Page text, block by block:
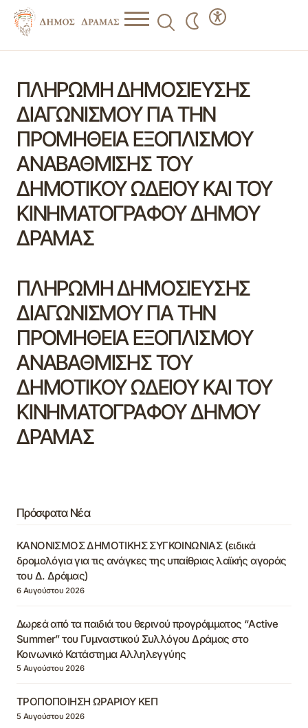
ΠΛΗΡΩΜΗ ΔΗΜΟΣΙΕΥΣΗΣ
ΔΙΑΓΩΝΙΣΜΟΥ ΓΙΑ ΤΗΝ
ΠΡΟΜΗΘΕΙΑ ΕΞΟΠΛΙΣΜΟΥ
ΑΝΑΒΑΘΜΙΣΗΣ ΤΟΥ
ΔΗΜΟΤΙΚΟΥ ΩΔΕΙΟΥ ΚΑΙ ΤΟΥ
ΚΙΝΗΜΑΤΟΓΡΑΦΟΥ ΔΗΜΟΥ
ΔΡΑΜΑΣ
ΠΛΗΡΩΜΗ ΔΗΜΟΣΙΕΥΣΗΣ
ΔΙΑΓΩΝΙΣΜΟΥ ΓΙΑ ΤΗΝ
ΠΡΟΜΗΘΕΙΑ ΕΞΟΠΛΙΣΜΟΥ
ΑΝΑΒΑΘΜΙΣΗΣ ΤΟΥ
ΔΗΜΟΤΙΚΟΥ ΩΔΕΙΟΥ ΚΑΙ ΤΟΥ
ΚΙΝΗΜΑΤΟΓΡΑΦΟΥ ΔΗΜΟΥ
ΔΡΑΜΑΣ
Πρόσφατα Νέα
ΚΑΝΟΝΙΣΜΟΣ ΔΗΜΟΤΙΚΗΣ ΣΥΓΚΟΙΝΩΝΙΑΣ (ειδικά
δρομολόγια για τις ανάγκες της υπαίθριας λαϊκής αγοράς
του Δ. Δράμας)
6 Αυγούστου 2026
Δωρεά από τα παιδιά του θερινού προγράμματος “Active
Summer” του Γυμναστικού Συλλόγου Δράμας στο
Κοινωνικό Κατάστημα Αλληλεγγύης
5 Αυγούστου 2026
ΤΡΟΠΟΠΟΙΗΣΗ ΩΡΑΡΙΟΥ ΚΕΠ
5 Αυγούστου 2026